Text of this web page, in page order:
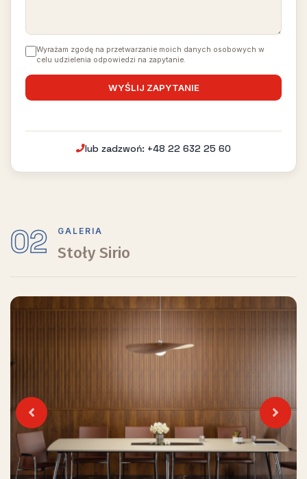
Wyrażam zgodę na przetwarzanie moich danych osobowych w
celu udzielenia odpowiedzi na zapytanie.
lub zadzwoń: +48 22 632 25 60
02 GALERIA
Stoły Sirio
Previous Next